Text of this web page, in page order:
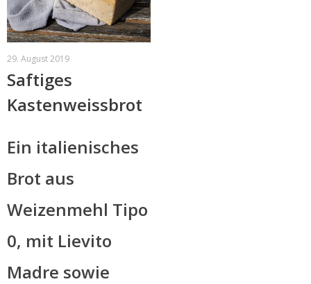
29. August 2019
Saftiges
Kastenweissbrot
Ein italienisches
Brot aus
Weizenmehl Tipo
0, mit Lievito
Madre sowie